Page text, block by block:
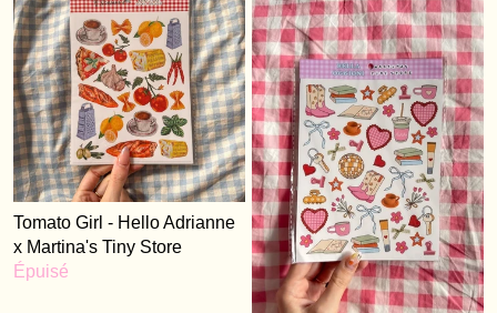
Tomato Girl - Hello Adrianne
x Martina's Tiny Store
Épuisé